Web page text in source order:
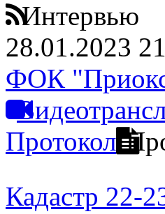
Интервью
28.01.2023
ФОК
Протокол
Кадастр 22-